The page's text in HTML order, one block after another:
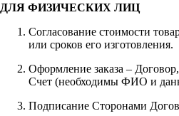
ДЛЯ ФИЗИЧЕСКИХ ЛИЦ
Согласование стоимости
или сроков его изготовления.
Оформление заказа –
Счет (необходимы ФИО и
Подписание Сторонами